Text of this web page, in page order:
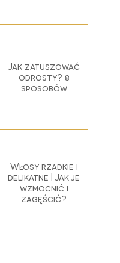
Jak zatuszować
odrosty? 8
sposobów
Włosy rzadkie i
delikatne | Jak je
wzmocnić i
zagęścić?